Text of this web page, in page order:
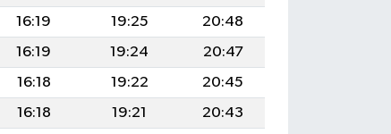
16:19 19:25
20:48
16:19 19:24
20:47
16:18 19:22
20:45
16:18 19:21
20:43